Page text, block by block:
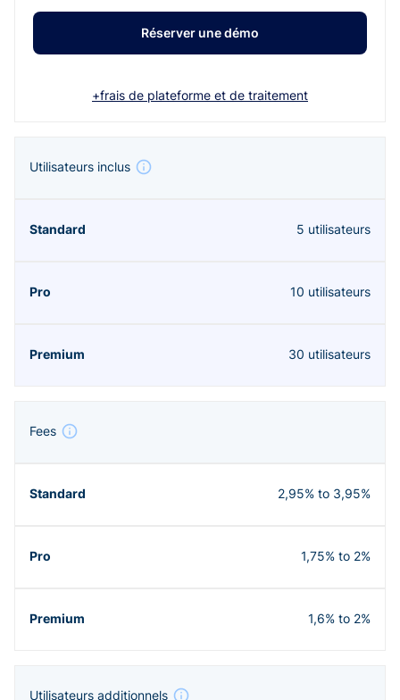
Réserver une démo
+frais de plateforme et de traitement
Utilisateurs inclus
5 utilisateurs
10 utilisateurs
30 utilisateurs
Fees
2,95% to 3,95%
1,75% to 2%
1,6% to 2%
Utilisateurs additionnels